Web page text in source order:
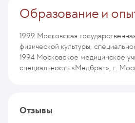
Образование и
1999 Московская
физической культуры,
1994 Московское медицинское
специальность «Медбрат», г.
Отзывы